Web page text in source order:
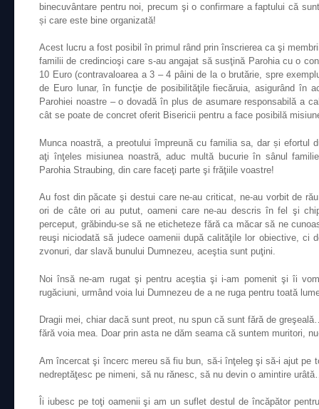
binecuvântare pentru noi, precum şi o confirmare a faptului că
și care este bine organizată!
Acest lucru a fost posibil în primul rând prin înscrierea ca şi
familii de credincioşi care s-au angajat să susţină Parohia cu o
10 Euro (contravaloarea a 3 – 4 pâini de la o brutărie, spre
de Euro lunar, în funcţie de posibilităţile fiecăruia, asigurând în
Parohiei noastre – o dovadă în plus de asumare responsabilă a
cât se poate de concret oferit Bisericii pentru a face posibilă
Munca noastră, a preotului împreună cu familia sa, dar și efortul
aţi înţeles misiunea noastră, aduc multă bucurie în sânul
Parohia Straubing, din care faceţi parte şi frăţiile voastre!
Au fost din păcate şi destui care ne-au criticat, ne-au vorbit de
ori de câte ori au putut, oameni care ne-au descris în fel şi
perceput, grăbindu-se să ne eticheteze fără ca măcar să ne
reuşi niciodată să judece oamenii după calităţile lor obiective, ci
zvonuri, dar slavă bunului Dumnezeu, aceştia sunt puţini.
Noi însă ne-am rugat şi pentru aceştia şi i-am pomenit şi îi
rugăciuni, urmând voia lui Dumnezeu de a ne ruga pentru toată
Dragii mei, chiar dacă sunt preot, nu spun că sunt fără de
fără voia mea. Doar prin asta ne dăm seama că suntem muritori,
Am încercat şi încerc mereu să fiu bun, să-i înţeleg şi să-i ajut pe
nedreptăţesc pe nimeni, să nu rănesc, să nu devin o amintire
Îi iubesc pe toţi oamenii şi am un suflet destul de încăpător